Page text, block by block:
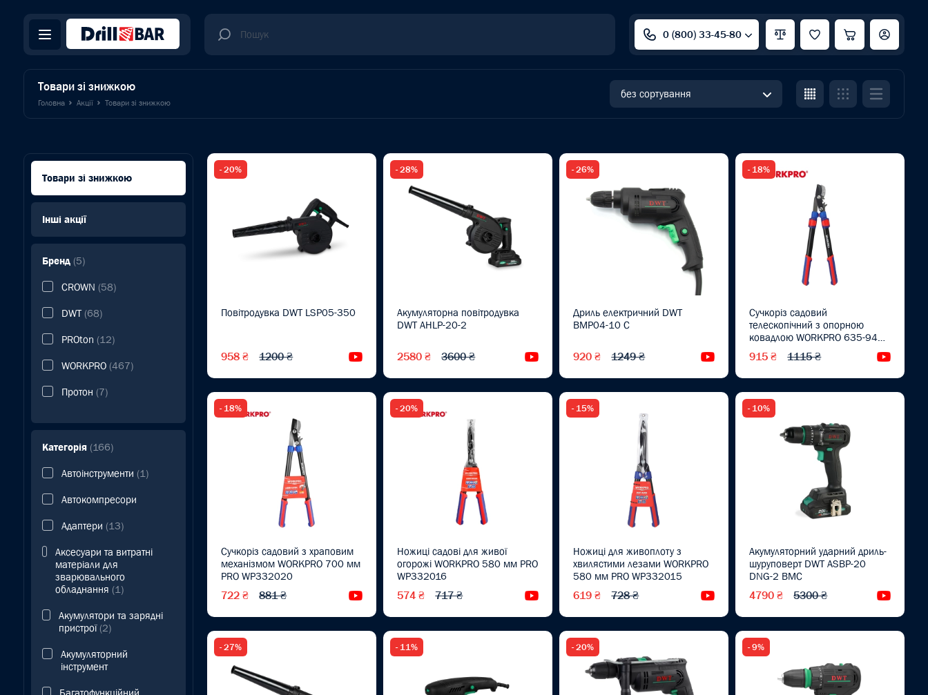
0 (800) 33-45-80
Товари зі знижкою
Головна Акції Товари зі знижкою
без сортування
Товари зі знижкою
Інші акції
Бренд (5)
CROWN (58)
DWT (68)
PROton (12)
WORKPRO (467)
Протон (7)
Категорія (166)
Автоінструменти (1)
Автокомпресори
Адаптери (13)
Аксесуари та витратні
матеріали для
зварювального
обладнання (1)
Акумулятори та зарядні
пристрої (2)
Акумуляторний
інструмент
Багатофункційний
- 20%
Повітродувка DWT LSP05-350
958 ₴ 1200 ₴ Відеоогляд
- 28%
Акумуляторна повітродувка
DWT AHLP-20-2
2580 ₴ 3600 ₴ Відеоогляд
- 26%
Дриль електричний DWT
BMP04-10 C
920 ₴ 1249 ₴ Відеоогляд
- 18%
Сучкоріз садовий
телескопічний з опорною
ковадлою WORKPRO 635-940
915 ₴ 1115 ₴
- 18%
Сучкоріз садовий з храповим
механізмом WORKPRO 700 мм
PRO WP332020
722 ₴ 881 ₴ Відеоогляд
- 20%
Ножиці садові для живої
огорожі WORKPRO 580 мм PRO
WP332016
574 ₴ 717 ₴ Відеоогляд
- 15%
Ножиці для живоплоту з
хвилястими лезами WORKPRO
580 мм PRO WP332015
619 ₴ 728 ₴ Відеоогляд
- 10%
Акумуляторний ударний дриль-
шуруповерт DWT ASBP-20
DNG-2 BMC
4790 ₴ 5300 ₴
- 27% - 11% - 20% - 9%